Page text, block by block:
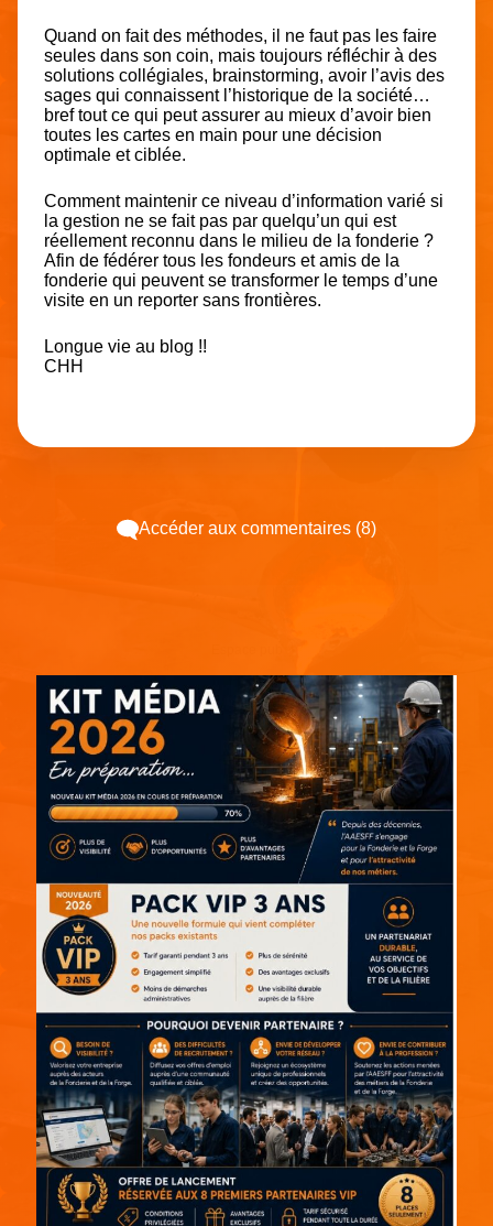
Quand on fait des méthodes, il ne faut pas les faire
seules dans son coin, mais toujours réfléchir à des
solutions collégiales, brainstorming, avoir l’avis des
sages qui connaissent l’historique de la société…
bref tout ce qui peut assurer au mieux d’avoir bien
toutes les cartes en main pour une décision
optimale et ciblée.
Comment maintenir ce niveau d’information varié si
la gestion ne se fait pas par quelqu’un qui est
réellement reconnu dans le milieu de la fonderie ?
Afin de fédérer tous les fondeurs et amis de la
fonderie qui peuvent se transformer le temps d’une
visite en un reporter sans frontières.
Longue vie au blog !!
CHH
Accéder aux commentaires (8)